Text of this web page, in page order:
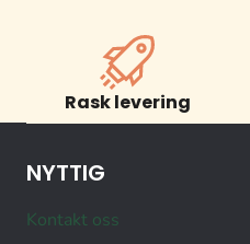
Rask levering
NYTTIG
Kontakt oss